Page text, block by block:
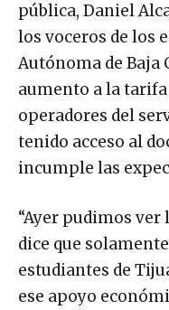
pública, Daniel
los voceros de los
Autónoma de Baja
aumento a la
operadores del
tenido acceso al
incumple las
“Ayer pudimos ver
dice que
estudiantes de
ese apoyo